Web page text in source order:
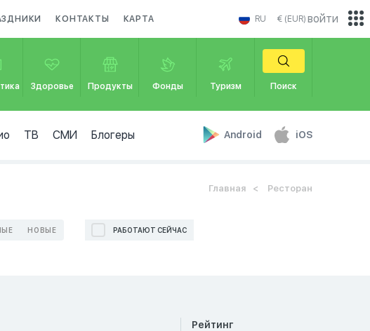
КОНТАКТЫ КАРТА RU € (EUR)
Здоровье Продукты Фонды Туризм Поиск
ТВ СМИ Блогеры Android iOS
войти
Главная Ресторан
НОВЫЕ РАБОТАЮТ СЕЙЧАС
Рейтинг